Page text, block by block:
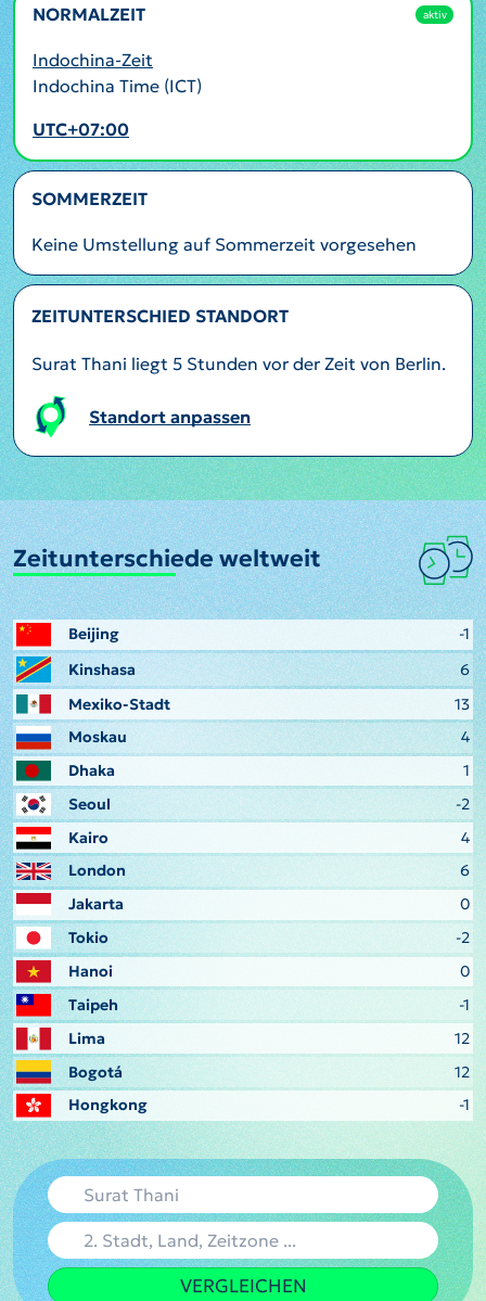
NORMALZEIT aktiv
Indochina-Zeit
Indochina Time (ICT)
UTC+07:00
SOMMERZEIT
Keine Umstellung auf Sommerzeit vorgesehen
ZEITUNTERSCHIED STANDORT
Surat Thani liegt 5 Stunden vor der Zeit von Berlin.
Standort anpassen
Zeitunterschiede weltweit
Beijing
-1
Kinshasa
6
Mexiko-Stadt
13
Moskau
4
Dhaka
1
Seoul
-2
Kairo
4
London
6
Jakarta
0
Tokio
-2
Hanoi
0
Taipeh
-1
Lima
12
Bogotá
12
Hongkong
-1
VERGLEICHEN